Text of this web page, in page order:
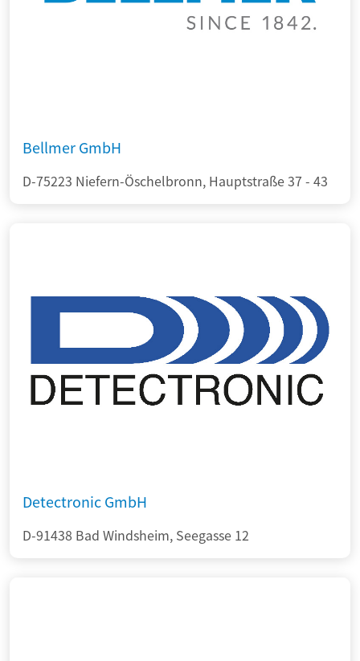
Bellmer GmbH
D-75223 Niefern-Öschelbronn, Hauptstraße 37 - 43
Detectronic GmbH
D-91438 Bad Windsheim, Seegasse 12